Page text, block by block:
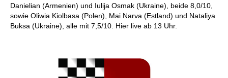
Danielian (Armenien) und Iulija Osmak (Ukraine), beide 8,0/10,
sowie Oliwia Kiolbasa (Polen), Mai Narva (Estland) und Nataliya
Buksa (Ukraine), alle mit 7,5/10. Hier live ab 13 Uhr.